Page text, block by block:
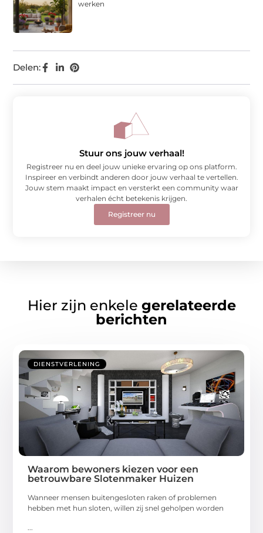
Delen:
werken
Stuur ons jouw verhaal!
Registreer nu en deel jouw unieke ervaring op ons platform.
Inspireer en verbindt anderen door jouw verhaal te vertellen.
Jouw stem maakt impact en versterkt een community waar
verhalen écht betekenis krijgen.
Registreer nu
Hier zijn enkele gerelateerde
berichten
DIENSTVERLENING
Waarom bewoners kiezen voor een
betrouwbare Slotenmaker Huizen
Wanneer mensen buitengesloten raken of problemen
hebben met hun sloten, willen zij snel geholpen worden